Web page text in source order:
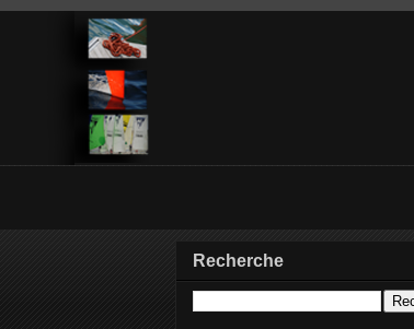
Recherche